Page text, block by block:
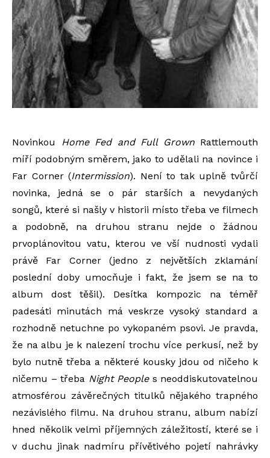
Novinkou Home Fed and Full GrownRattlemouth
míří podobným směrem, jako to udělali na novince i
Far Corner (Intermission). Není to tak uplně tvůrčí
novinka, jedná se o pár starších a nevydaných
songů, které si našly v historii místo třeba ve filmech
a podobně, na druhou stranu nejde o žádnou
prvoplánovitou vatu, kterou ve vší nudnosti vydali
právě Far Corner (jedno z největších zklamání
poslední doby umocňuje i fakt, že jsem se na to
album dost těšil). Desítka kompozic na téměř
padesáti minutách má veskrze vysoký standard a
rozhodně netuchne po vykopaném psovi. Je pravda,
že na albu je k nalezení trochu více perkusí, než by
bylo nutně třeba a některé kousky jdou od ničeho k
ničemu – třeba Night Peoples neoddiskutovatelnou
atmosférou závěrečných titulků nějakého trapného
nezávislého filmu. Na druhou stranu, album nabízí
hned několik velmi příjemných záležitostí, které se i
v duchu jinak nadmíru přívětivého pojetí nahrávky